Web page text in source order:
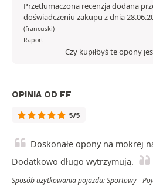
Przetłumaczona recenzja dodana
doświadczeniu zakupu z dnia
(francuski)
Raport
Czy kupiłbyś te opony
OPINIA OD FF
5/5
Doskonałe opony na mokrej
Dodatkowo długo wytrzymują.
Sposób użytkowania pojazdu: Sportowy -